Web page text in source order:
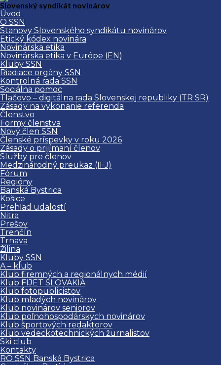
Slovenský syndikát novinárov
Úvod
O SSN
Stanovy Slovenského syndikátu novinárov
Etický kódex novinára
Novinárska etika
Novinárska etika v Európe (EN)
Kluby SSN
Riadiace orgány SSN
Kontrolná rada SSN
Sociálna pomoc
Tlačovo – digitálna rada Slovenskej republiky (TR SR)
Zásady na vykonanie referenda
Členstvo
Formy členstva
Nový člen SSN
Členské príspevky v roku 2026
Zásady o prijímaní členov
Služby pre členov
Medzinárodný preukaz (IFJ)
Fórum
Regióny
Banská Bystrica
Košice
Prehľad udalostí
Nitra
Prešov
Trenčín
Trnava
Žilina
Kluby SSN
A – klub
Klub firemných a regionálnych médií
Klub FIJET SLOVAKIA
Klub fotopublicistov
Klub mladých novinárov
Klub novinárov seniorov
Klub poľnohospodárskych novinárov
Klub športových redaktorov
Klub vedeckotechnických žurnalistov
Ski club
Kontakty
RO SSN Banská Bystrica